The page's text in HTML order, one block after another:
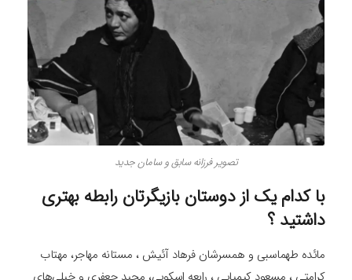
تصویر فرزانه سابق و سامان جدید
با کدام یک از دوستان بازیگرتان رابطه بهتری
داشتید ؟
مائده طهماسبی و همسرشان فرهاد آئیش ، مستانه مهاجر، مهتاب